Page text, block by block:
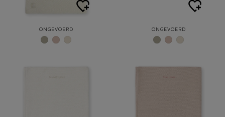
ONGEVOERD ONGEVOERD